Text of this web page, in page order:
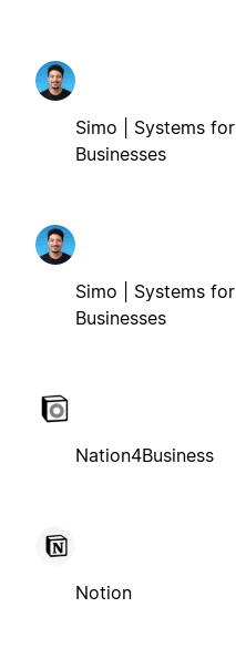
Simo | Systems
Businesses
Simo | Systems
Businesses
Nation4Business
Notion